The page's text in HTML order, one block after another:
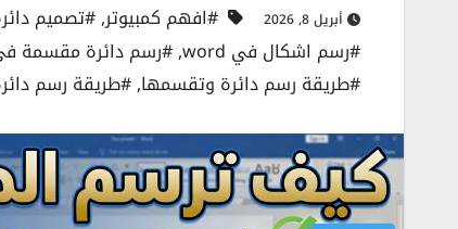
أبريل 8, 2026 #افهم كمبيوتر,#تصميم
#رسم اشكال في word
,#رسم دائرة مقسمة
#طريقة رسم دائرة وتقسمها,#طريقة رسم